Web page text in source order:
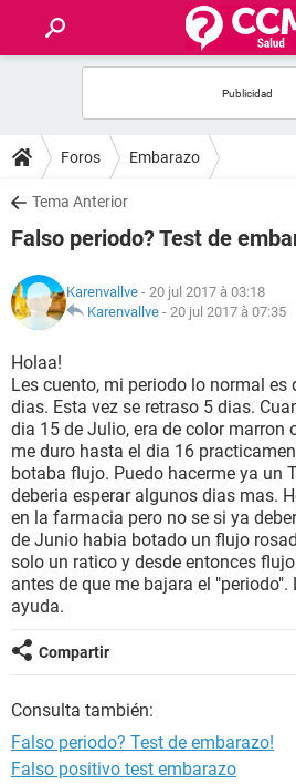
FORUMS
SALUD
FAMILIA
NUTRICIÓN
BIENESTAR
SEXUALIDAD
GLOSARIO
Foros Embarazo
Tema Anterior
Falso periodo? Test de
Karenvallve - 20 jul 2017 à 03:18
Karenvallve - 20 jul 2017 à 07:35
Holaa!
Les cuento, mi periodo lo normal es
dias. Esta vez se retraso 5 dias.
dia 15 de Julio, era de color marron
me duro hasta el dia 16
botaba flujo. Puedo hacerme ya un
deberia esperar algunos dias mas.
en la farmacia pero no se si ya
de Junio habia botado un flujo
solo un ratico y desde entonces
antes de que me bajara el "periodo".
ayuda.
Compartir
Consulta también:
Falso periodo? Test de embarazo!
Falso positivo test embarazo